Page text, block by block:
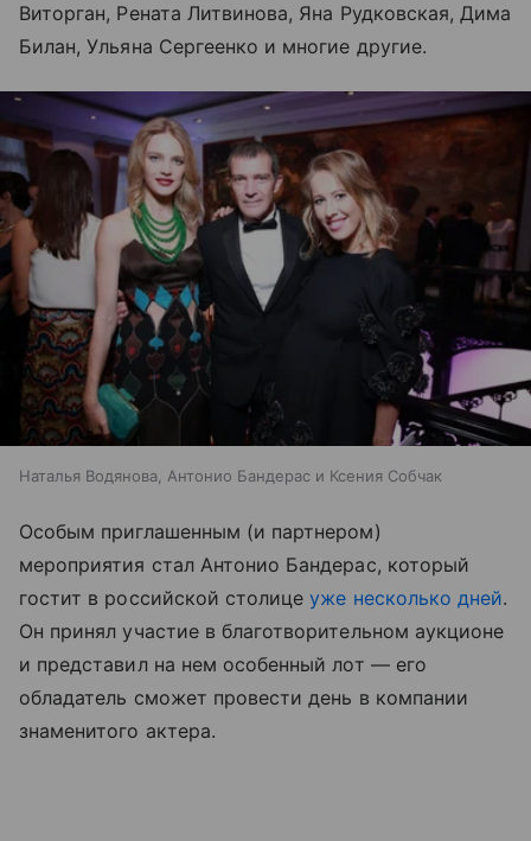
Виторган, Рената Литвинова, Яна Рудковская, Дима
Билан, Ульяна Сергеенко и многие другие.
Наталья Водянова, Антонио Бандерас и Ксения Собчак
Особым приглашенным (и партнером)
мероприятия стал Антонио Бандерас, который
гостит в российской столицеуже несколько дней.
Он принял участие в благотворительном аукционе
и представил на нем особенный лот — его
обладатель сможет провести день в компании
знаменитого актера.